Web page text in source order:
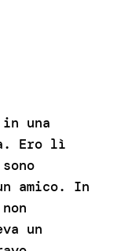
una
Ero lì
amico. In
un